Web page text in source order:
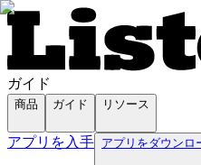
ガイド
商品 ガイド リソース
アプリを入手 アプリをダウンロ